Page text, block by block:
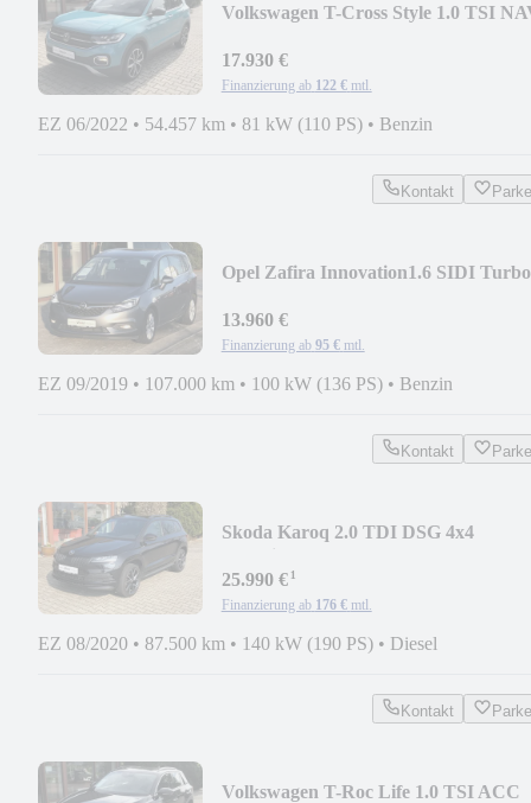
Volkswagen T-Cross Style 1.0 TSI
17.930 €
Finanzierung ab 122 € mtl.
EZ 06/2022 • 54.457 km • 81 kW (110 PS) • Benzin
Kontakt
Opel Zafira Innovation1.6 SIDI Turbo
13.960 €
Finanzierung ab 95 € mtl.
EZ 09/2019 • 107.000 km • 100 kW (136 PS) • Benzin
Kontakt
Skoda Karoq 2.0 TDI DSG 4x4
25.990 €¹
Finanzierung ab 176 € mtl.
EZ 08/2020 • 87.500 km • 140 kW (190 PS) • Diesel
Kontakt
Volkswagen T-Roc Life 1.0 TSI ACC